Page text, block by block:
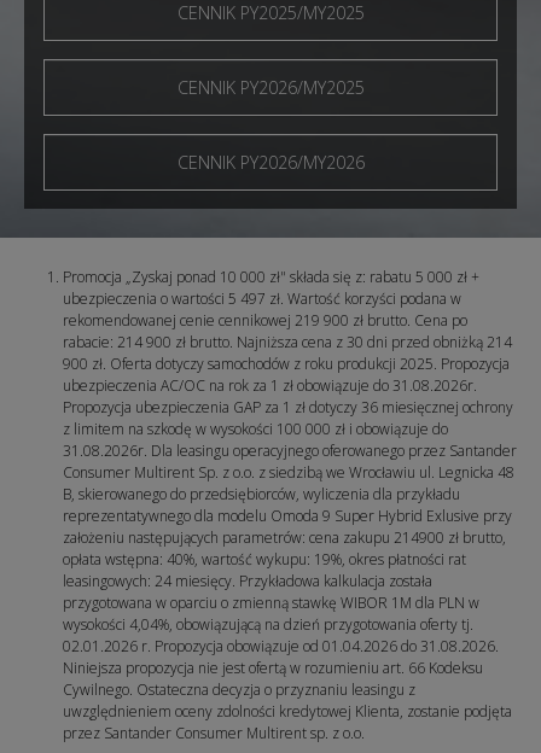
CENNIK PY2025/MY2025
CENNIK PY2026/MY2025
CENNIK PY2026/MY2026
Promocja „Zyskaj ponad 10 000 zł" składa się z: rabatu 5 000 zł +
ubezpieczenia o wartości 5 497 zł. Wartość korzyści podana w
rekomendowanej cenie cennikowej 219 900 zł brutto. Cena po
rabacie: 214 900 zł brutto. Najniższa cena z 30 dni przed obniżką 214
900 zł. Oferta dotyczy samochodów z roku produkcji 2025. Propozycja
ubezpieczenia AC/OC na rok za 1 zł obowiązuje do 31.08.2026r.
Propozycja ubezpieczenia GAP za 1 zł dotyczy 36 miesięcznej ochrony
z limitem na szkodę w wysokości 100 000 zł i obowiązuje do
31.08.2026r. Dla leasingu operacyjnego oferowanego przez Santander
Consumer Multirent Sp. z o.o. z siedzibą we Wrocławiu ul. Legnicka 48
B, skierowanego do przedsiębiorców, wyliczenia dla przykładu
reprezentatywnego dla modelu Omoda 9 Super Hybrid Exlusive przy
założeniu następujących parametrów: cena zakupu 214900 zł brutto,
opłata wstępna: 40%, wartość wykupu: 19%, okres płatności rat
leasingowych: 24 miesięcy. Przykładowa kalkulacja została
przygotowana w oparciu o zmienną stawkę WIBOR 1M dla PLN w
wysokości 4,04%, obowiązującą na dzień przygotowania oferty tj.
02.01.2026 r. Propozycja obowiązuje od 01.04.2026 do 31.08.2026.
Niniejsza propozycja nie jest ofertą w rozumieniu art. 66 Kodeksu
Cywilnego. Ostateczna decyzja o przyznaniu leasingu z
uwzględnieniem oceny zdolności kredytowej Klienta, zostanie podjęta
przez Santander Consumer Multirent sp. z o.o.